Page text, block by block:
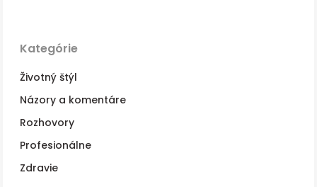
Kategórie
Životný štýl
Názory a komentáre
Rozhovory
Profesionálne
Zdravie